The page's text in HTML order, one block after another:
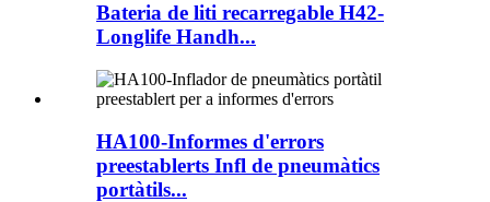
Bateria de liti recarregable H42-
Longlife Handh...
HA100-Informes d'errors
preestablerts Infl de pneumàtics
portàtils...